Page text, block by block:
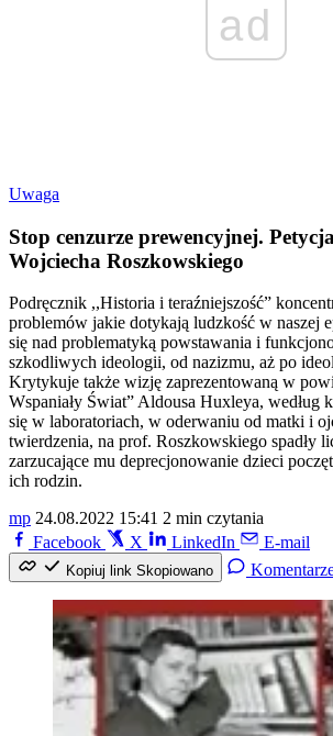
ad
Uwaga
Stop cenzurze prewencyjnej.
Wojciecha Roszkowskiego
Podręcznik ,,Historia i teraźniejszość”
problemów jakie dotykają ludzkość w naszej
się nad problematyką powstawania i
szkodliwych ideologii, od nazizmu, aż po
Krytykuje także wizję zaprezentowaną w
Wspaniały Świat” Aldousa Huxleya, według
się w laboratoriach, w oderwaniu od matki i
twierdzenia, na prof. Roszkowskiego spadły
zarzucające mu deprecjonowanie dzieci
ich rodzin.
mp 24.08.2022 15:41 2 min czytania
Facebook
X LinkedIn E-mail
Kopiuj link Skopiowano